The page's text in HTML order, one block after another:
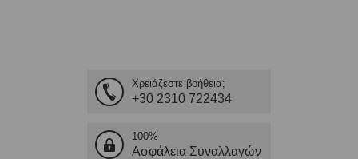
Χρειάζεστε βοήθεια;
+30 2310 722434
100%
Ασφάλεια Συναλλαγών